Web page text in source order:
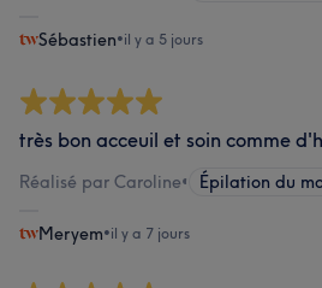
Sébastien•il y a 5 jours
très bon acceuil et soin comme
Réalisé par Caroline• Épilation du
Meryem•il y a 7 jours